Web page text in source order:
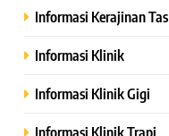
Informasi Kerajinan Tas
Informasi Klinik
Informasi Klinik Gigi
Informasi Klinik Trapi